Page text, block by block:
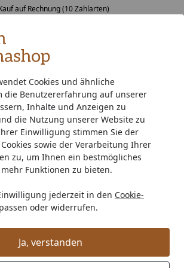
Cookies und ähnliche
die Benutzererfahrung auf unserer
Inhalte und Anzeigen zu
die Nutzung unserer Website zu
Einwilligung stimmen Sie der
sowie der Verarbeitung Ihrer
zu, um Ihnen ein bestmögliches
Funktionen zu bieten.
jederzeit in den Cookie-
oder widerrufen.
Ja, verstanden
auf Rechnung (10 Zahlarten)
/200 cm anthrazit
250 /200 cm